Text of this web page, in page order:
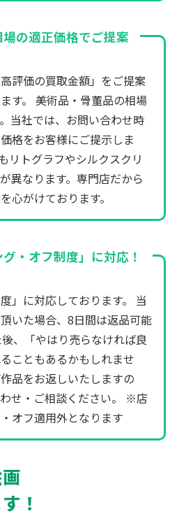
の適正価格でご提案
評価の買取金額」をご提案
す。 美術品・骨董品の相場
当社では、お問い合わせ時
格をお客様にご提示しま
リトグラフやシルクスクリ
異なります。専門店だから
心がけております。
グ・オフ制度」に対応！
」に対応しております。 当
いた場合、8日間は返品可能
、「やはり売らなければ良
こともあるかもしれませ
品をお返しいたしますの
せ・ご相談ください。 ※店
オフ適用外となります
！